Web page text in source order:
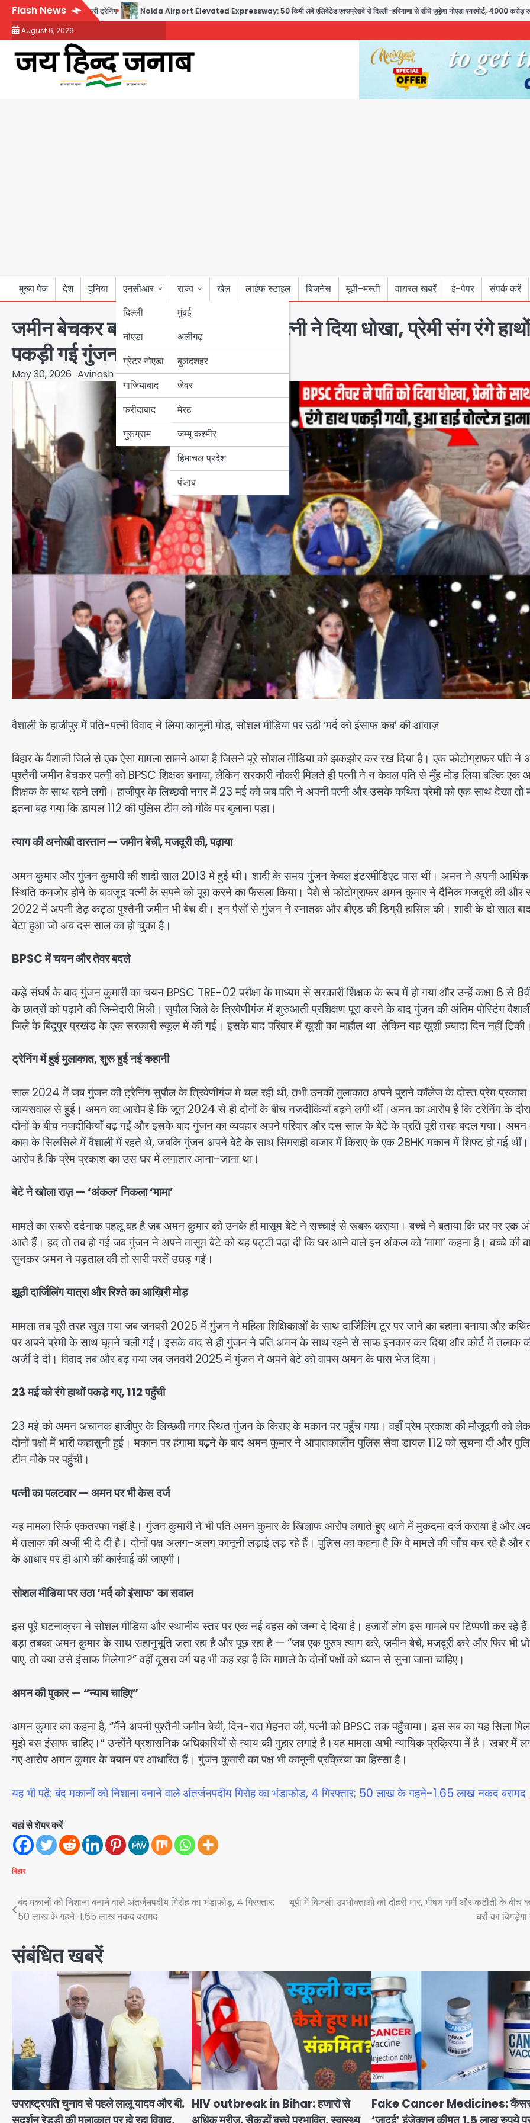
Skip
content
Flash News
को मिलेगा फ्री ट्रेनिंग Noida Airport Elevated Expressway: 50 किमी लंबे एलिवेटेड एक्सप्रेसवे से दिल्ली-हरियाणा से सीधे जुड़ेगा नोएडा एयरपोर्ट, 4000 करोड़ रुपये की लागत से
August 6, 2026
मुख्य पेज देश दुनिया
एनसीआर
दिल्ली
नोएडा
ग्रेटर नोएडा
गाजियाबाद
फरीदाबाद
गुरूग्राम
राज्य
मुंबई
उत्तर प्रदेश
अलीगढ़
बुलंदशहर
जेवर
मेरठ
बिहार
पंजाब
हरियाणा
जम्मू कश्मीर
हिमाचल प्रदेश
पंजाब
खेल लाईफ स्टाइल बिजनेस मूवी-मस्ती वायरल खबरें ई-पेपर संपर्क करें
जमीन बेचकर बनाया BPSC शिक्षिका, पत्नी ने दिया धोखा, प्रेमी संग रंगे हाथों
पकड़ी गई गुंजन
May 30, 2026 Avinash Kumar
वैशाली के हाजीपुर में पति-पत्नी विवाद ने लिया कानूनी मोड़, सोशल मीडिया पर उठी ‘मर्द को इंसाफ कब’ की आवाज़
बिहार के वैशाली जिले से एक ऐसा मामला सामने आया है जिसने पूरे सोशल मीडिया को झकझोर कर रख दिया है। एक फोटोग्राफर पति ने
पुश्तैनी जमीन बेचकर पत्नी को BPSC शिक्षक बनाया, लेकिन सरकारी नौकरी मिलते ही पत्नी ने न केवल पति से मुँह मोड़ लिया बल्कि एक
शिक्षक के साथ रहने लगी। हाजीपुर के लिच्छवी नगर में 23 मई को जब पति ने अपनी पत्नी और उसके कथित प्रेमी को एक साथ देखा तो
इतना बढ़ गया कि डायल 112 की पुलिस टीम को मौके पर बुलाना पड़ा।
त्याग की अनोखी दास्तान — जमीन बेची, मजदूरी की, पढ़ाया
अमन कुमार और गुंजन कुमारी की शादी साल 2013 में हुई थी। शादी के समय गुंजन केवल इंटरमीडिएट पास थीं। अमन ने अपनी आर्थिक
स्थिति कमजोर होने के बावजूद पत्नी के सपने को पूरा करने का फैसला किया। पेशे से फोटोग्राफर अमन कुमार ने दैनिक मजदूरी की और
2022 में अपनी डेढ़ कट्ठा पुश्तैनी जमीन भी बेच दी। इन पैसों से गुंजन ने स्नातक और बीएड की डिग्री हासिल की। शादी के दो साल
बेटा हुआ जो अब दस साल का हो चुका है।
BPSC में चयन और तेवर बदले
कड़े संघर्ष के बाद गुंजन कुमारी का चयन BPSC TRE-02 परीक्षा के माध्यम से सरकारी शिक्षक के रूप में हो गया और उन्हें कक्षा 6 से
के छात्रों को पढ़ाने की जिम्मेदारी मिली। सुपौल जिले के त्रिवेणीगंज में शुरुआती प्रशिक्षण पूरा करने के बाद गुंजन की अंतिम पोस्टिंग
जिले के बिदुपुर प्रखंड के एक सरकारी स्कूल में की गई। इसके बाद परिवार में खुशी का माहौल था लेकिन यह खुशी ज़्यादा दिन नहीं टिकी।
ट्रेनिंग में हुई मुलाकात, शुरू हुई नई कहानी
साल 2024 में जब गुंजन की ट्रेनिंग सुपौल के त्रिवेणीगंज में चल रही थी, तभी उनकी मुलाकात अपने पुराने कॉलेज के दोस्त प्रेम प्रकाश
जायसवाल से हुई। अमन का आरोप है कि जून 2024 से ही दोनों के बीच नजदीकियाँ बढ़ने लगी थीं।अमन का आरोप है कि ट्रेनिंग के
दोनों के बीच नजदीकियाँ बढ़ गईं और इसके बाद गुंजन का व्यवहार अपने परिवार और दस साल के बेटे के प्रति पूरी तरह बदल गया।
काम के सिलसिले में वैशाली में रहते थे, जबकि गुंजन अपने बेटे के साथ सिमराही बाजार में किराए के एक 2BHK मकान में शिफ्ट हो गई थीं।
आरोप है कि प्रेम प्रकाश का उस घर में लगातार आना-जाना था।
बेटे ने खोला राज़ — ‘अंकल’ निकला ‘मामा’
मामले का सबसे दर्दनाक पहलू वह है जब अमन कुमार को उनके ही मासूम बेटे ने सच्चाई से रूबरू कराया। बच्चे ने बताया कि घर पर एक
आते हैं। हद तो तब हो गई जब गुंजन ने अपने मासूम बेटे को यह पट्टी पढ़ा दी कि घर आने वाले इन अंकल को ‘मामा’ कहना है। बच्चे की
सुनकर अमन ने पड़ताल की तो सारी परतें उघड़ गईं।
झूठी दार्जिलिंग यात्रा और रिश्ते का आख़िरी मोड़
मामला तब पूरी तरह खुल गया जब जनवरी 2025 में गुंजन ने महिला शिक्षिकाओं के साथ दार्जिलिंग टूर पर जाने का बहाना बनाया और
पर अपने प्रेमी के साथ घूमने चली गईं। इसके बाद से ही गुंजन ने पति अमन के साथ रहने से साफ इनकार कर दिया और कोर्ट में तलाक
अर्जी दे दी। विवाद तब और बढ़ गया जब जनवरी 2025 में गुंजन ने अपने बेटे को वापस अमन के पास भेज दिया।
23 मई को रंगे हाथों पकड़े गए, 112 पहुँची
23 मई को अमन अचानक हाजीपुर के लिच्छवी नगर स्थित गुंजन के किराए के मकान पर पहुँच गया। वहाँ प्रेम प्रकाश की मौजूदगी को
दोनों पक्षों में भारी कहासुनी हुई। मकान पर हंगामा बढ़ने के बाद अमन कुमार ने आपातकालीन पुलिस सेवा डायल 112 को सूचना दी और
टीम मौके पर पहुँची।
पत्नी का पलटवार — अमन पर भी केस दर्ज
यह मामला सिर्फ एकतरफा नहीं है। गुंजन कुमारी ने भी पति अमन कुमार के खिलाफ आरोप लगाते हुए थाने में मुकदमा दर्ज कराया है और
में तलाक की अर्जी भी दे दी है। दोनों पक्ष अलग-अलग कानूनी लड़ाई लड़ रहे हैं। पुलिस का कहना है कि वे मामले की जाँच कर रहे हैं और
के आधार पर ही आगे की कार्रवाई की जाएगी।
सोशल मीडिया पर उठा ‘मर्द को इंसाफ’ का सवाल
इस पूरे घटनाक्रम ने सोशल मीडिया और स्थानीय स्तर पर एक नई बहस को जन्म दे दिया है। हजारों लोग इस मामले पर टिप्पणी कर रहे
बड़ा तबका अमन कुमार के साथ सहानुभूति जता रहा है और पूछ रहा है — “जब एक पुरुष त्याग करे, जमीन बेचे, मजदूरी करे और फिर भी
पाए, तो क्या उसे इंसाफ मिलेगा?” वहीं दूसरा वर्ग यह भी कह रहा है कि मामले के दोनों पक्षों को ध्यान से सुना जाना चाहिए।
अमन की पुकार — “न्याय चाहिए”
अमन कुमार का कहना है, “मैंने अपनी पुश्तैनी जमीन बेची, दिन-रात मेहनत की, पत्नी को BPSC तक पहुँचाया। इस सब का यह सिला
मुझे बस इंसाफ चाहिए।” उन्होंने प्रशासनिक अधिकारियों से न्याय की गुहार लगाई है।यह मामला अभी न्यायिक प्रक्रिया में है। खबर में
गए आरोप अमन कुमार के बयान पर आधारित हैं। गुंजन कुमारी का पक्ष भी कानूनी प्रक्रिया का हिस्सा है।
यह भी पढ़ें: बंद मकानों को निशाना बनाने वाले अंतर्जनपदीय गिरोह का भंडाफोड़, 4 गिरफ्तार; 50 लाख के गहने-1.65 लाख नकद बरामद
यहां से शेयर करें
बिहार
Post
navigation
बंद मकानों को निशाना बनाने वाले अंतर्जनपदीय गिरोह का भंडाफोड़, 4 गिरफ्तार;
50 लाख के गहने-1.65 लाख नकद बरामद
यूपी में बिजली उपभोक्ताओं को दोहरी मार, भीषण गर्मी और कटौती के बीच
घरों का
संबंधित खबरें
उपराष्ट्रपति चुनाव से पहले लालू यादव और बी. HIV outbreak in Bihar: हजारो से
Fake Cancer Medicines: